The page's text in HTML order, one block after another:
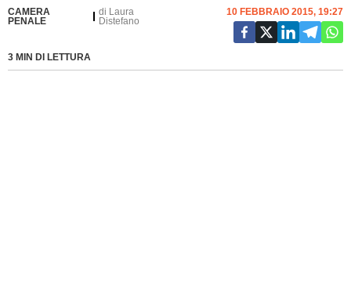
CAMERA
PENALE
di Laura
Distefano
3 MIN DI LETTURA
10 FEBBRAIO 2015, 19:27